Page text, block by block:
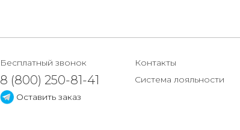
Бесплатный звонок
8 (800) 250-81-41
Оставить заказ
Контакты
Система лояльности